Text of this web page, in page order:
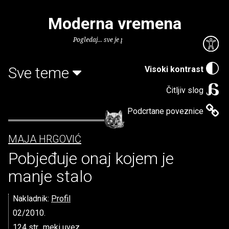
Visoki kontrast
Čitljiv slog
Podcrtane poveznice
Moderna vremena
Pogledaj... sve je puno knjiga.
Sve teme
MAJA HRGOVIĆ
Pobjeđuje onaj kojem je
manje stalo
Nakladnik: Profil
02/2010.